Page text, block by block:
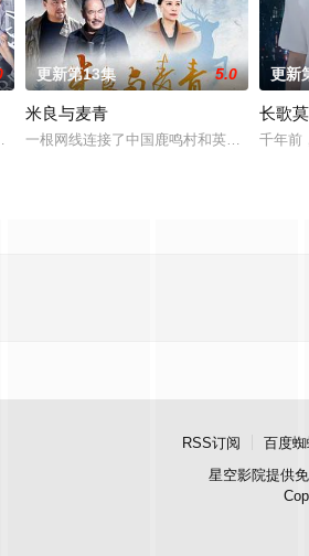
们在中意合作项目中面对专业挑战与境外竞
更新第13集 5.0
米良与麦青
一根网线连接了中国鹿鸣村和英国牛津，麦
更新
长歌
千年前
RSS订阅 百度蜘
星空影院提供